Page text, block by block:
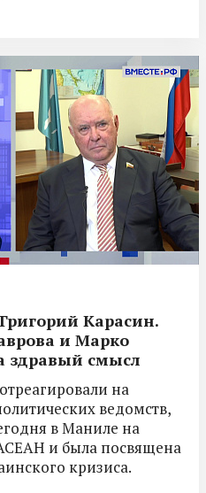
Карасин.
и Марко
здравый смысл
на
ведомств,
в Маниле на
и была посвящена
кризиса.